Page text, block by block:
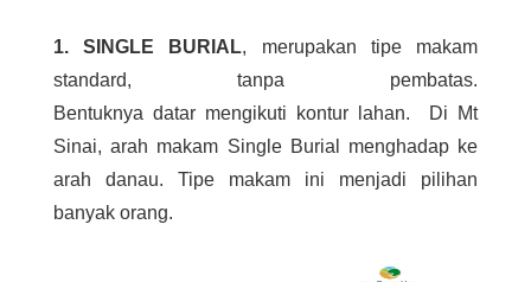
1. SINGLE BURIAL, merupakan tipe makam
standard, tanpa pembatas.
Bentuknya datar mengikuti kontur lahan. Di Mt
Sinai, arah makam Single Burial menghadap ke
arah danau. Tipe makam ini menjadi pilihan
banyak orang.